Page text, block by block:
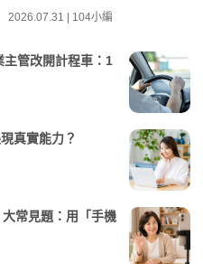
2026.07.31 | 104小編
管改開計程車：1
真實能力？
常見題：用「手機